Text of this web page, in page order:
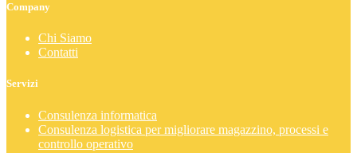
Company
Chi Siamo
Contatti
Servizi
Consulenza informatica
Consulenza logistica per migliorare magazzino, processi e
controllo operativo